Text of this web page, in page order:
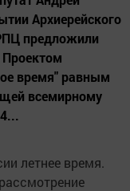
Архиерейского
предложили
Проектом
время" равным
всемирному
летнее время.